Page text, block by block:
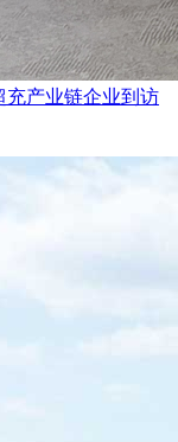
充产业链企业到访